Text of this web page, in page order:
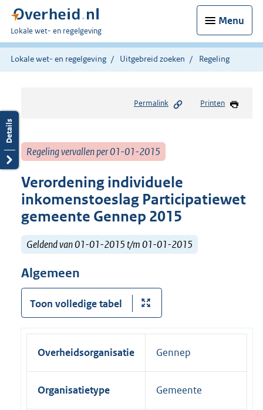
Menu
U
bent
hier:
Lokale wet- en regelgeving
Lokale wet- en regelgeving Uitgebreid zoeken Regeling
Permalink Printen
Regeling vervallen per 01-01-2015
Verordening individuele
inkomenstoeslag Participatiewet
gemeente Gennep 2015
Geldend van 01-01-2015 t/m 01-01-2015
Algemeen
Toon volledige tabel
Overheidsorganisatie Gennep
Organisatietype Gemeente